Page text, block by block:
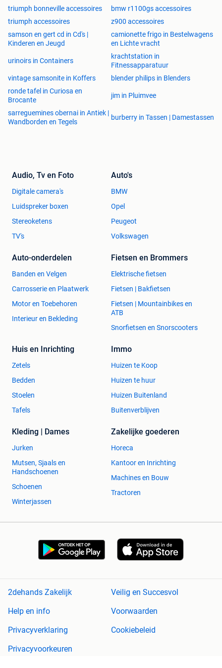
triumph bonneville accessoires
bmw r1100gs accessoires
triumph accessoires
z900 accessoires
samson en gert cd in Cd's |
Kinderen en Jeugd
camionette frigo in Bestelwagens
en Lichte vracht
urinoirs in Containers
krachtstation in
Fitnessapparatuur
vintage samsonite in Koffers
blender philips in Blenders
ronde tafel in Curiosa en
Brocante
jim in Pluimvee
sarreguemines obernai in Antiek |
Wandborden en Tegels
burberry in Tassen | Damestassen
Audio, Tv en Foto
Digitale camera's
Luidspreker boxen
Stereoketens
TV's
Auto's
BMW
Opel
Peugeot
Volkswagen
Auto-onderdelen
Banden en Velgen
Carrosserie en Plaatwerk
Motor en Toebehoren
Interieur en Bekleding
Fietsen en Brommers
Elektrische fietsen
Fietsen | Bakfietsen
Fietsen | Mountainbikes en
ATB
Snorfietsen en Snorscooters
Huis en Inrichting
Zetels
Bedden
Stoelen
Tafels
Immo
Huizen te Koop
Huizen te huur
Huizen Buitenland
Buitenverblijven
Kleding | Dames
Jurken
Mutsen, Sjaals en
Handschoenen
Schoenen
Winterjassen
Zakelijke goederen
Horeca
Kantoor en Inrichting
Machines en Bouw
Tractoren
2dehands Zakelijk
Veilig en Succesvol
Help en info
Voorwaarden
Privacyverklaring
Cookiebeleid
Privacyvoorkeuren